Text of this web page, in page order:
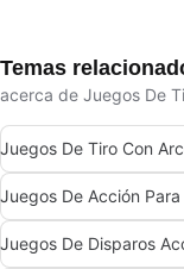
Temas
acerca de Juegos De
Juegos De Tiro Con
Juegos De Acción
Juegos De Disparos